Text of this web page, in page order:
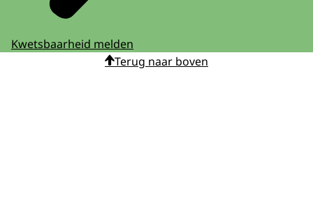
Kwetsbaarheid melden
Terug naar boven